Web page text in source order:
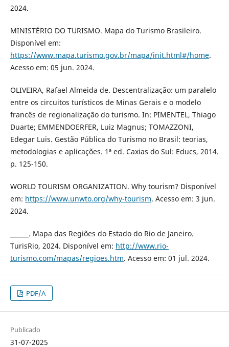
2024.
MINISTÉRIO DO TURISMO. Mapa do Turismo Brasileiro.
Disponível em:
https://www.mapa.turismo.gov.br/mapa/init.html#/home.
Acesso em: 05 jun. 2024.
OLIVEIRA, Rafael Almeida de. Descentralização: um paralelo
entre os circuitos turísticos de Minas Gerais e o modelo
francês de regionalização do turismo. In: PIMENTEL, Thiago
Duarte; EMMENDOERFER, Luiz Magnus; TOMAZZONI,
Edegar Luis. Gestão Pública do Turismo no Brasil: teorias,
metodologias e aplicações. 1ª ed. Caxias do Sul: Educs, 2014.
p. 125-150.
WORLD TOURISM ORGANIZATION. Why tourism? Disponível
em: https://www.unwto.org/why-tourism. Acesso em: 3 jun.
2024.
______. Mapa das Regiões do Estado do Rio de Janeiro.
TurisRio, 2024. Disponível em: http://www.rio-
turismo.com/mapas/regioes.htm. Acesso em: 01 jul. 2024.
PDF/A
Publicado
31-07-2025